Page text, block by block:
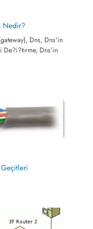
Nedir?
Dns, Dns'in
De?i?tirme, Dns’in